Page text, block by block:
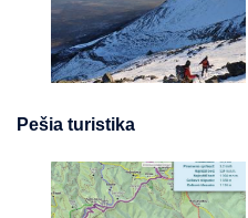
Pešia turistika